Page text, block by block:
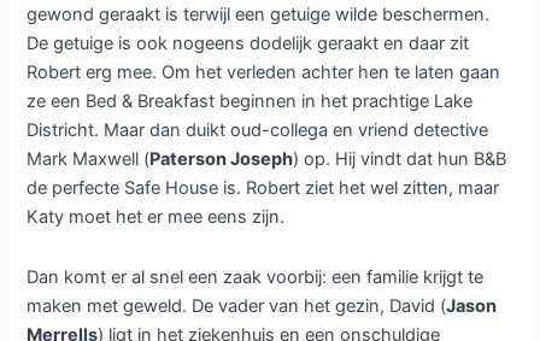
gewond geraakt is terwijl een getuige wilde beschermen.
De getuige is ook nogeens dodelijk geraakt en daar zit
Robert erg mee. Om het verleden achter hen te laten gaan
ze een Bed & Breakfast beginnen in het prachtige Lake
Districht. Maar dan duikt oud-collega en vriend detective
Mark Maxwell (Paterson Joseph) op. Hij vindt dat hun B&B
de perfecte Safe House is. Robert ziet het wel zitten, maar
Katy moet het er mee eens zijn.
Dan komt er al snel een zaak voorbij: een familie krijgt te
maken met geweld. De vader van het gezin, David (Jason
Merrells) ligt in het ziekenhuis en een onschuldige